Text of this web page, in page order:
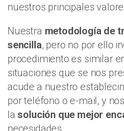
nuestros principales
Nuestra metodología de
sencilla, pero no por ello
procedimiento es similar
situaciones que se nos
acude a nuestro
por teléfono o e-mail, y
la solución que mejor
necesidades.